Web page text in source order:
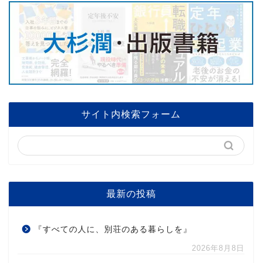
サイト内検索フォーム
最新の投稿
『すべての人に、別荘のある暮らしを』
2026年8月8日